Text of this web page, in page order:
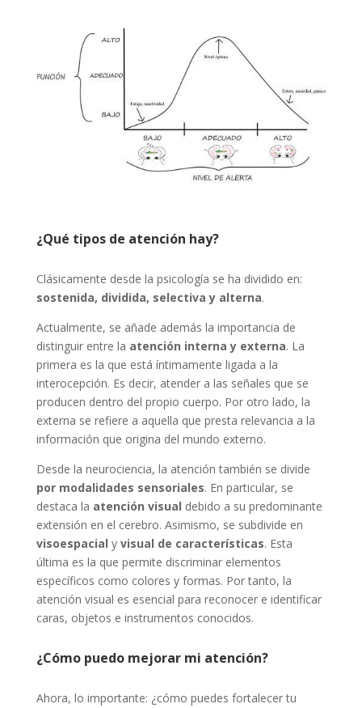
¿Qué tipos de atención hay?
Clásicamente desde la psicología se ha dividido en:
sostenida, dividida, selectiva y alterna.
Actualmente, se añade además la importancia de
distinguir entre la atención interna y externa. La
primera es la que está íntimamente ligada a la
interocepción. Es decir, atender a las señales que se
producen dentro del propio cuerpo. Por otro lado, la
externa se refiere a aquella que presta relevancia a la
información que origina del mundo externo.
Desde la neurociencia, la atención también se divide
por modalidades sensoriales. En particular, se
destaca la atención visual debido a su predominante
extensión en el cerebro. Asimismo, se subdivide en
visoespacial yvisual de características. Esta
última es la que permite discriminar elementos
específicos como colores y formas. Por tanto, la
atención visual es esencial para reconocer e identificar
caras, objetos e instrumentos conocidos.
¿Cómo puedo mejorar mi atención?
Ahora, lo importante: ¿cómo puedes fortalecer tu